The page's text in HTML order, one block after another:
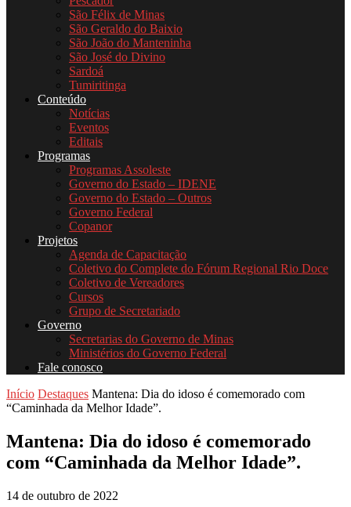
São Félix de Minas
São Geraldo do Baixio
São João do Manteninha
São José do Divino
Sardoá
Tumiritinga
Conteúdo
Notícias
Eventos
Editais
Programas
Programas Assoleste
Governo do Estado – IDENE
Governo do Estado – Outros
Governo Federal
Copanor
Projetos
Agenda de Capacitação
Coletivo do Complete do Fórum Regional Rio Doce
Coletivo de Vereadores
Cursos
Grupo de Secretariado
Governo
Secretarias do Governo de Minas
Ministérios do Governo Federal
Fale conosco
Início Destaques Mantena: Dia do idoso é comemorado com
“Caminhada da Melhor Idade”.
Mantena: Dia do idoso é comemorado
com “Caminhada da Melhor Idade”.
14 de outubro de 2022